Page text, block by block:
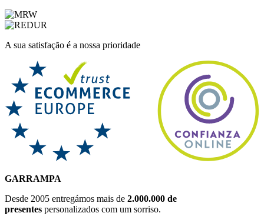
A sua satisfação é a nossa prioridade
GARRAMPA
Desde 2005 entregámos mais de 2.000.000 de
presentes personalizados com um sorriso.